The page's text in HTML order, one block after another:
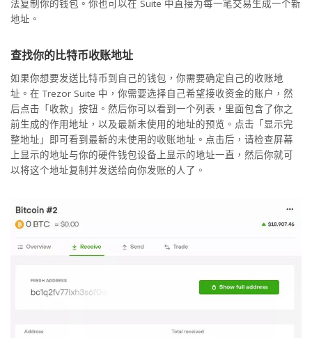
法复制你的钱包。你也可以在 Suite 中直接为每一笔交易生成一个新
地址。
查找你的比特币收账地址
如果你想要发送比特币到自己的钱包，你需要确定自己的收账地
址。在 Trezor Suite 中，你需要选择自己希望接收资金的账户，然
后点击「收款」按钮。然后你可以看到一个列表，里面包含了你之
前生成的作用地址，以及最新未使用的地址的预览。点击「显示完
整地址」即可看到最新的未使用的收账地址。点击后，请检查屏幕
上显示的地址与你的硬件钱包设备上显示的地址一直，然后你就可
以将这个地址复制并发送给向你发账的人了。